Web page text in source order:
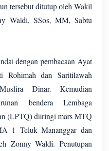
tersebut ditutup oleh Wakil
Waldi, SSos, MM, Sabtu
dengan pembacaan Ayat
dan Saritilawah
Dinar. Kemudian
bendera Lembaga
(LPTQ) diiringi mars MTQ
1 Teluk Mananggar dan
Zonny Waldi. Penutupan